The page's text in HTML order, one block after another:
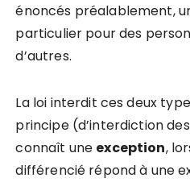
énoncés préalablement,
particulier pour des
d’autres.
La loi interdit ces deux
principe (d’interdiction
connaît une exception,
différencié répond à une